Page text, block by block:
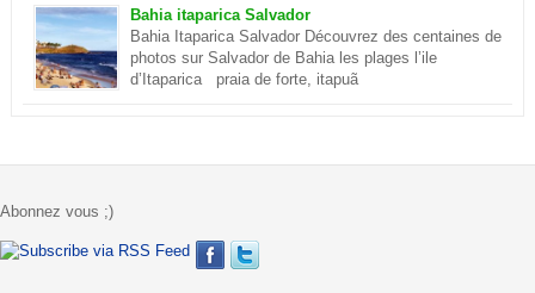
merveilles du monde . Ce sont environ cent millions d’internautes
qui les ont choisies lors d’un concours. En savoir plus sur le
Corcovado
Bahia itaparica Salvador
Bahia Itaparica Salvador Découvrez des centaines de
photos sur Salvador de Bahia les plages l’ile
d’Itaparica praia de forte, itapuã
Abonnez vous ;)